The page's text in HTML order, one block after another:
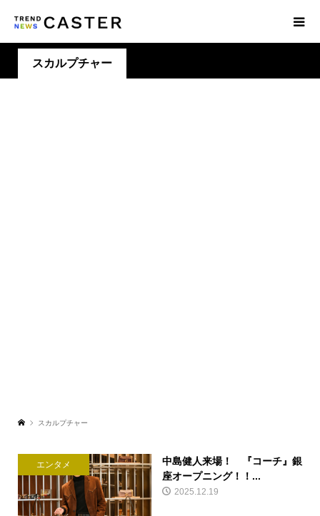
スカルプチャー
スカルプチャー
エンタメ
中島健人来場！ 『コーチ』銀
座オープニング！！...
2025.12.19